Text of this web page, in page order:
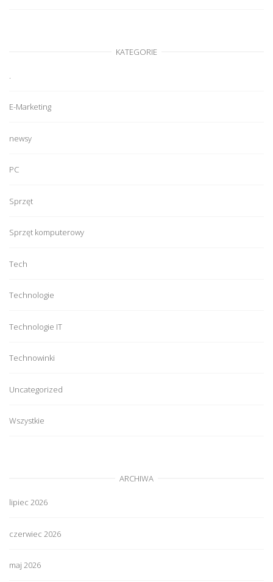
KATEGORIE
.
E-Marketing
newsy
PC
Sprzęt
Sprzęt komputerowy
Tech
Technologie
Technologie IT
Technowinki
Uncategorized
Wszystkie
ARCHIWA
lipiec 2026
czerwiec 2026
maj 2026